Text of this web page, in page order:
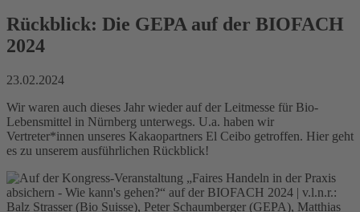
Rückblick: Die GEPA auf der BIOFACH
2024
23.02.2024
Wir waren auch dieses Jahr wieder auf der Leitmesse für Bio-
Lebensmittel in Nürnberg unterwegs. U.a. haben wir
Vertreter*innen unseres Kakaopartners El Ceibo getroffen. Hier geht
es zu unserem ausführlichen Rückblick!